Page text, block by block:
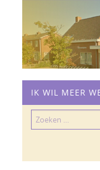
IK WIL MEER
Zoeken
naar: